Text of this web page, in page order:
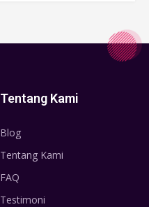
Tentang Kami
Blog
Tentang Kami
FAQ
Testimoni